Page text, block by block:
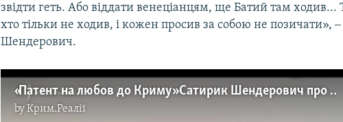
звідти геть. Або віддати венеціанцям, ще Батий там
хто тільки не ходив, і кожен просив за собою не позичати», ‒
Шендерович.
«Патент на любов до Криму» Сатирик Шендерович про ситуацію на півострові (відео)
byКрим.Реалії